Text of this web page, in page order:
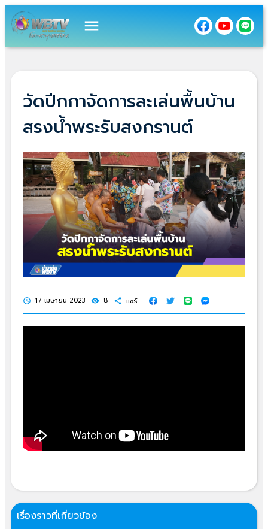
menu
วัดปีกกาจัดการละเล่นพื้นบ้าน
สรงน้ำพระรับสงกรานต์
schedule 17 เมษายน 2023 visibility 8 share แชร์
เรื่องราวที่เกี่ยวข้อง